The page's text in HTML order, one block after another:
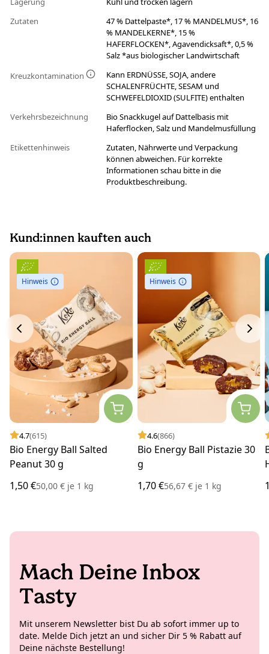
Zutaten
47 % Dattelpaste*, 17 % MANDELMUS*, 16
% MANDELKERNE*, 15 %
HAFERFLOCKEN*, Agavendicksaft*, 0,5 %
Salz *aus biologischer Landwirtschaft
Kreuzkontamination
Kann ERDNÜSSE, SOJA, andere
SCHALENFRÜCHTE, SESAM und
SCHWEFELDIOXID (SULFITE) enthalten
Verkehrsbezeichnung
Bio Snackkugel auf Dattelbasis mit
Haferflocken, Salz und Mandelmusfüllung
Etikettenhinweis
Zutaten, Nährwerte und Verpackung
können abweichen. Für korrekte
Informationen schau bitte in die
Produktbeschreibung.
Kund:innen kauften auch
Hinweis
4.7(615)
Bio Energy Ball Salted
Peanut 30 g
1,50 €50,00 € je 1 kg
Hinweis
4.6(866)
Bio Energy Ball Pistazie 30
g
1,70 €56,67 € je1 kg
Mach Deine Inbox
Tasty
Mit unserem Newsletter bist Du ab sofort immer up to
date. Melde Dich jetzt an und sicher Dir 5 % Rabatt auf
Deine nächste Bestellung!